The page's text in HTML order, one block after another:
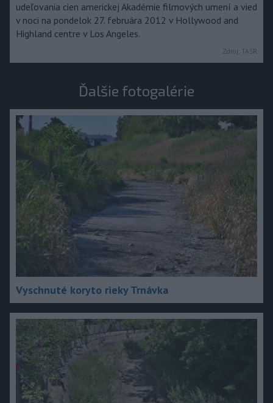
udeľovania cien americkej Akadémie filmových umení a vied
v noci na pondelok 27. februára 2012 v Hollywood and
Highland centre v Los Angeles.
Zdroj: TASR
Ďalšie fotogalérie
Vyschnuté koryto rieky Trnávka